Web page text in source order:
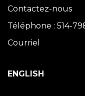
Contactez-nous
Téléphone : 514-
Courriel
ENGLISH